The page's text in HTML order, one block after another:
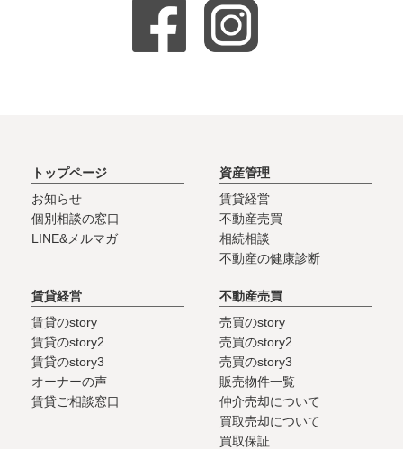
トップページ
お知らせ
個別相談の窓口
LINE&メルマガ
資産管理
賃貸経営
不動産売買
相続相談
不動産の健康診断
賃貸経営
賃貸のstory
賃貸のstory2
賃貸のstory3
オーナーの声
賃貸ご相談窓口
不動産売買
売買のstory
売買のstory2
売買のstory3
販売物件一覧
仲介売却について
買取売却について
買取保証